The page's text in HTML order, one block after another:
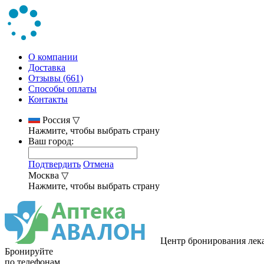
О компании
Доставка
Отзывы (661)
Способы оплаты
Контакты
Россия ▽
Нажмите, чтобы выбрать страну
Ваш город:
Подтвердить Отмена
Москва ▽
Нажмите, чтобы выбрать страну
Центр бронирования
Бронируйте
по телефонам